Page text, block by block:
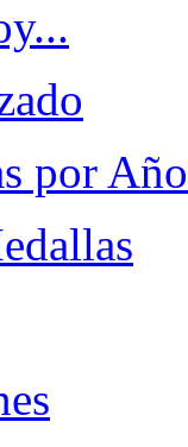
por Año